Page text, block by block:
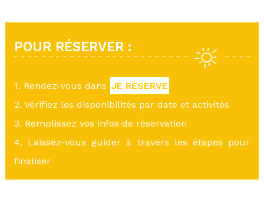
POUR RÉSERVER :
1. Rendez-vous dans JE RÉSERVE
2. Vérifiez les disponibilités par date et activités
3. Remplissez vos infos de réservation
4. Laissez-vous guider à travers les étapes pour
finaliser